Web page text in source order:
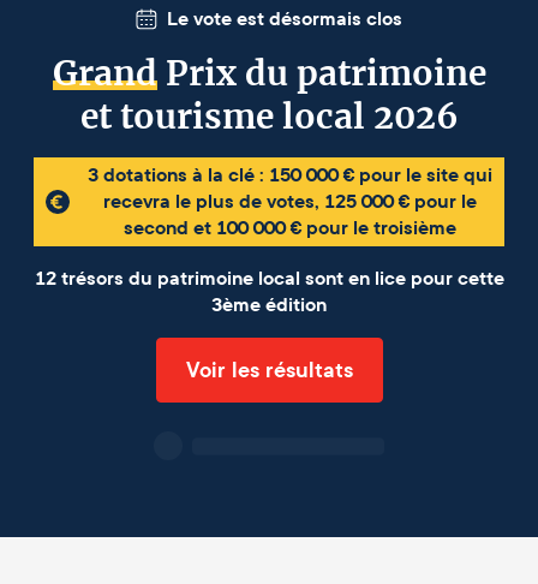
Le vote est désormais clos
GrandPrix du patrimoine
et tourisme local 2026
3 dotations à la clé : 150 000 € pour le site qui
recevra le plus de votes, 125 000 € pour le
second et 100 000 € pour le troisième
12 trésors du patrimoine local sont en lice pour cette
3ème édition
Voir les résultats